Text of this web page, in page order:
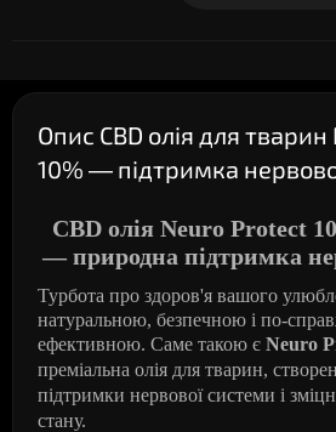
Опис CBD олія для
10% — підтримка
CBDолія Neuro Protect
— природна підтримка
Турбота про здоров'я вашого
натуральною, безпечною і по-
ефективною. Саме такою є Neuro
преміальна олія для тварин,
підтримки нервової системи і
стану.